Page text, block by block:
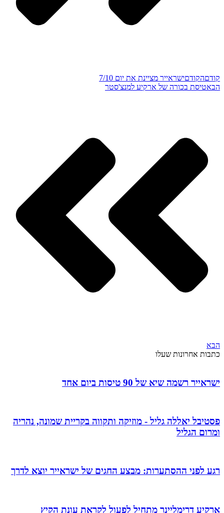
קודםהקודםישראייר מציינת את יום 7/10
הבאטיסת בכורה של ארקיע למנצ'סטר
הבא
כתבות אחרונות שעלו
ישראייר רשמה שיא של 90 טיסות ביום אחד
פסטיבל יאללה גליל - מוזיקה ותקווה בקריית שמונה, נהריה
ומרום הגליל
רגע לפני ההסתערות: מבצע החגים של ישראייר יוצא לדרך
ארקיע דרימליינר מתחיל לפעול לקראת עונת הקיץ